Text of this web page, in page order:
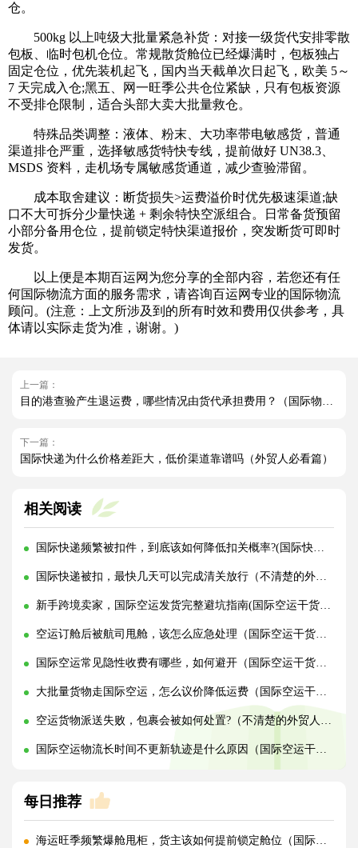
仓。
500kg 以上吨级大批量紧急补货：对接一级货代安排零散
包板、临时包机仓位。常规散货舱位已经爆满时，包板独占
固定仓位，优先装机起飞，国内当天截单次日起飞，欧美 5～
7 天完成入仓;黑五、网一旺季公共仓位紧缺，只有包板资源
不受排仓限制，适合头部大卖大批量救仓。
特殊品类调整：液体、粉末、大功率带电敏感货，普通
渠道排仓严重，选择敏感货特快专线，提前做好 UN38.3、
MSDS 资料，走机场专属敏感货通道，减少查验滞留。
成本取舍建议：断货损失>运费溢价时优先极速渠道;缺
口不大可拆分少量快递 + 剩余特快空派组合。日常备货预留
小部分备用仓位，提前锁定特快渠道报价，突发断货可即时
发货。
以上便是本期百运网为您分享的全部内容，若您还有任
何国际物流方面的服务需求，请咨询百运网专业的国际物流
顾问。(注意：上文所涉及到的所有时效和费用仅供参考，具
体请以实际走货为准，谢谢。)
上一篇：
目的港查验产生退运费，哪些情况由货代承担费用？（国际物流干货知识分享）
下一篇：
国际快递为什么价格差距大，低价渠道靠谱吗（外贸人必看篇）
相关阅读
国际快递频繁被扣件，到底该如何降低扣关概率?(国际快递干货知识分享)
国际快递被扣，最快几天可以完成清关放行（不清楚的外贸人看过来）
新手跨境卖家，国际空运发货完整避坑指南(国际空运干货知识分享)
空运订舱后被航司甩舱，该怎么应急处理（国际空运干货知识分享）
国际空运常见隐性收费有哪些，如何避开（国际空运干货知识分享）
大批量货物走国际空运，怎么议价降低运费（国际空运干货知识分享）
空运货物派送失败，包裹会被如何处置?（不清楚的外贸人看过来）
国际空运物流长时间不更新轨迹是什么原因（国际空运干货知识分享）
每日推荐
海运旺季频繁爆舱甩柜，货主该如何提前锁定舱位（国际海运干货知识分享）